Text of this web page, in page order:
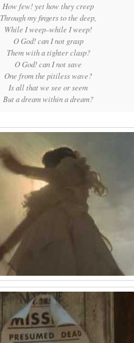
How few! yet how they creep
Through my fingers to the deep,
While I weep–while I weep!
O God! can I not grasp
Them with a tighter clasp?
O God! can I not save
One from the pitiless wave?
Is all that we see or seem
But a dream within a dream?